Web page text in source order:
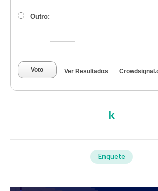
Outro:
Voto Ver Resultados
Enquete